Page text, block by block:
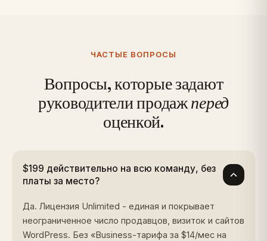
ЧАСТЫЕ ВОПРОСЫ
Вопросы, которые задают
руководители продажперед
оценкой.
$199 действительно на всю команду, без
платы за место?
Да. Лицензия Unlimited - единая и покрывает
неограниченное число продавцов, визиток и сайтов
WordPress. Без «Business-тарифа за $14/мес на